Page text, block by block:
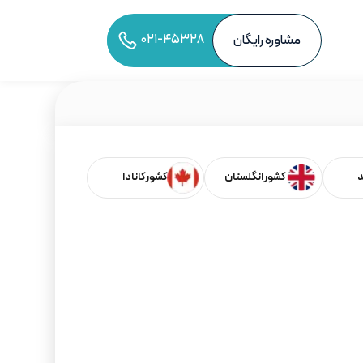
۰۲۱-۴۵۳۲۸ مشاوره رایگان
کشور انگلستان کشور کانادا